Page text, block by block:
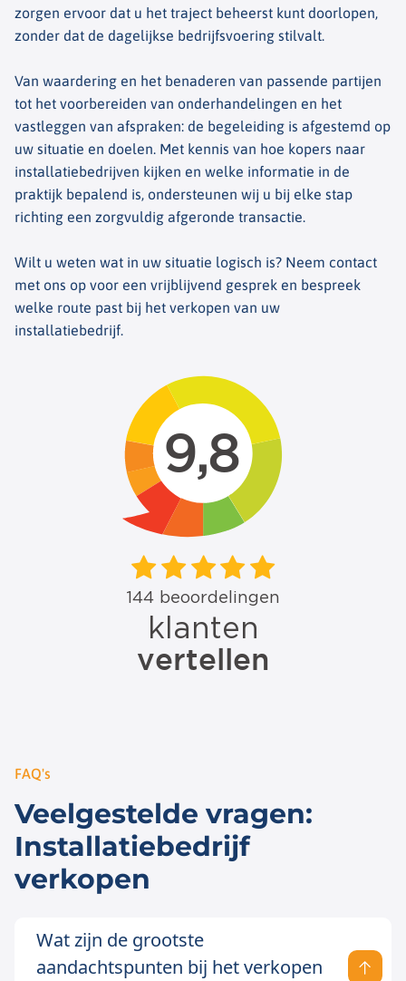
zorgen ervoor dat u het traject beheerst kunt doorlopen,
zonder dat de dagelijkse bedrijfsvoering stilvalt.
Van waardering en het benaderen van passende partijen
tot het voorbereiden van onderhandelingen en het
vastleggen van afspraken: de begeleiding is afgestemd op
uw situatie en doelen. Met kennis van hoe kopers naar
installatiebedrijven kijken en welke informatie in de
praktijk bepalend is, ondersteunen wij u bij elke stap
richting een zorgvuldig afgeronde transactie.
Wilt u weten wat in uw situatie logisch is? Neem contact
met ons op voor een vrijblijvend gesprek en bespreek
welke route past bij het verkopen van uw
installatiebedrijf.
FAQ's
Veelgestelde vragen:
Installatiebedrijf
verkopen
Wat zijn de grootste
aandachtspunten bij het verkopen